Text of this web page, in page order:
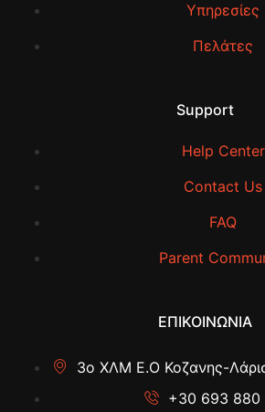
Υπηρεσίες
Πελάτες
Support
Help Center
Contact Us
FAQ
Parent
ΕΠΙΚΟΙΝΩΝΙΑ
3ο ΧΛΜ Ε.Ο Κοζανης-
+30 693 880